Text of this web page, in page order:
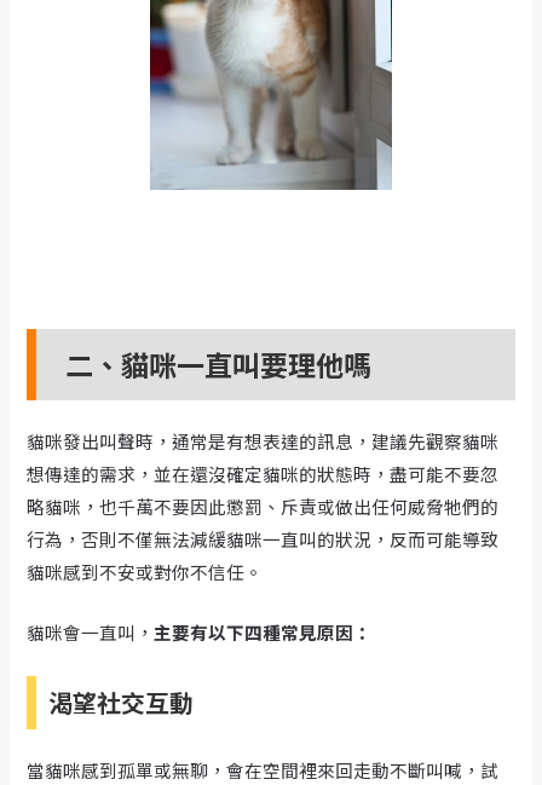
二、貓咪一直叫要理他嗎
貓咪發出叫聲時，通常是有想表達的訊息，建議先觀察貓咪
想傳達的需求，並在還沒確定貓咪的狀態時，盡可能不要忽
略貓咪，也千萬不要因此懲罰、斥責或做出任何威脅牠們的
行為，否則不僅無法減緩貓咪一直叫的狀況，反而可能導致
貓咪感到不安或對你不信任。
貓咪會一直叫， 主要有以下四種常見原因：
渴望社交互動
當貓咪感到孤單或無聊，會在空間裡來回走動不斷叫喊，試